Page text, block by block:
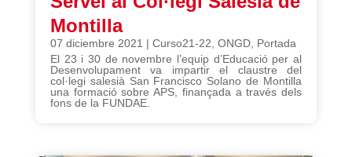
Montilla
07 diciembre 2021 | Curso21-22 ONGD, Portada
El 23 i 30 de novembre l’equip d’Educació per al
Desenvolupament va impartir el claustre del
col·legi salesià San Francisco Solano de Montilla
una formació sobre APS, finançada a través dels
fons de la FUNDAE.